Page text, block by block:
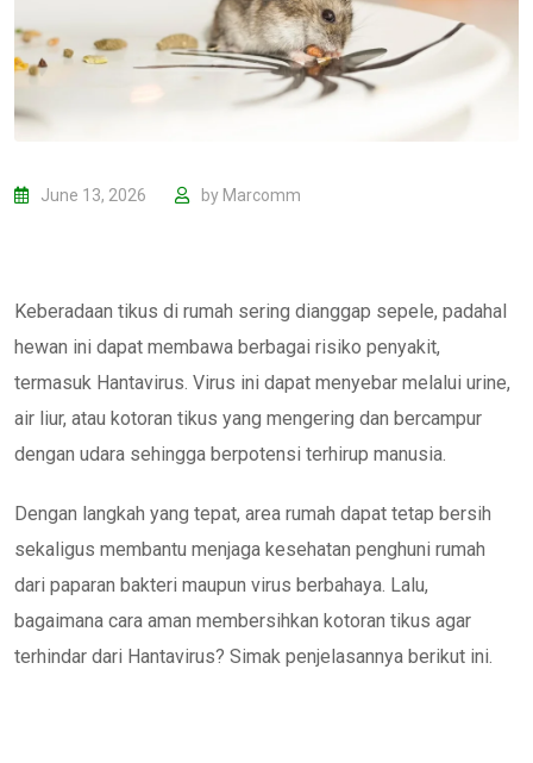
June 13, 2026 by Marcomm
Keberadaan tikus di rumah sering dianggap sepele, padahal
hewan ini dapat membawa berbagai risiko penyakit,
termasuk Hantavirus. Virus ini dapat menyebar melalui urine,
air liur, atau kotoran tikus yang mengering dan bercampur
dengan udara sehingga berpotensi terhirup manusia.
Dengan langkah yang tepat, area rumah dapat tetap bersih
sekaligus membantu menjaga kesehatan penghuni rumah
dari paparan bakteri maupun virus berbahaya. Lalu,
bagaimana cara aman membersihkan kotoran tikus agar
terhindar dari Hantavirus? Simak penjelasannya berikut ini.